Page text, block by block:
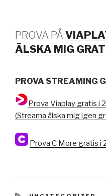
PROVA PÅ
ÄLSKA MIG
PROVA STREAMING
Prova Viaplay gratis i
(Streama älska mig igen
Prova C More gratis i